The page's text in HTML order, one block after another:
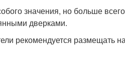
значения, но больше
дверками.
рекомендуется размещать